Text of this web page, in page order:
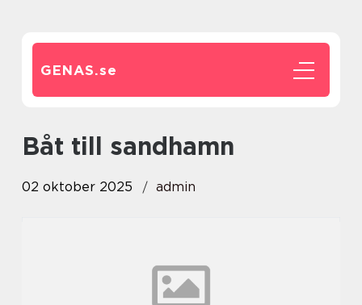
GENAS.se
båt till sandhamn
02 oktober 2025 admin